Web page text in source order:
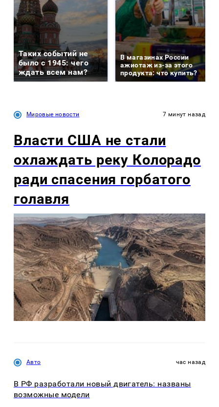
Таких событий не
было с 1945: чего
ждать всем нам?
В магазинах России
ажиотаж из-за этого
продукта: что купить?
Мировые новости 7 минут назад
Власти США не стали
охлаждать реку Колорадо
ради спасения горбатого
голавля
Авто час назад
В РФ разработали новый двигатель: названы
возможные модели